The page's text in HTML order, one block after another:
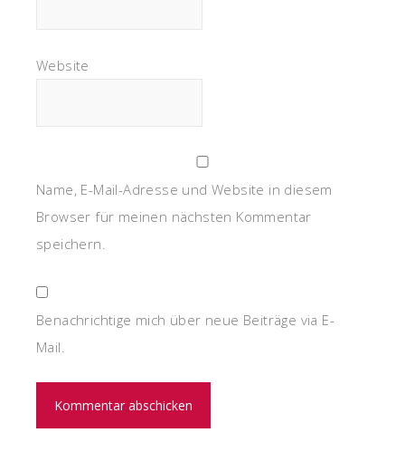
Website
Name, E-Mail-Adresse und Website in diesem
Browser für meinen nächsten Kommentar
speichern.
Benachrichtige mich über neue Beiträge via E-
Mail.